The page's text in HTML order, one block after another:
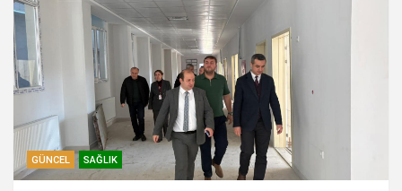
GÜNCEL SAĞLIK